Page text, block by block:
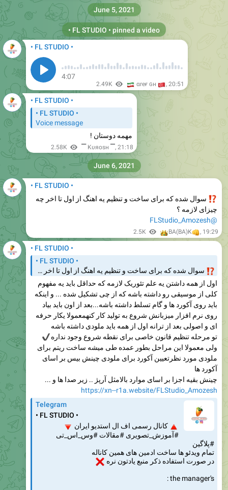
• FL STUDIO • pinned a video
June 5, 2021
• FL STUDIO •
4:07
2.49K
🇮🇷
αreғ ɢн , 20:51
• FL STUDIO •
• FL STUDIO •
Voice message
مهمه دوستان !
2.58K ▔ Kυяosн ▔ , 21:18
• FL STUDIO •
سوال شده که برای ساخت و تنظیم یه اهنگ از اول تا اخر چه
چیزای لازمه ؟
@FLStudio_Amozesh
2.5K
👑BA(BA)K
👊
, 19:29
June 6, 2021
• FL STUDIO •
• FL STUDIO •
سوال شده که برای ساخت و تنظیم یه اهنگ از اول تا اخر چه چیزای لازمه ؟ @FLStudio_Amozesh
اول از همه داشتن یه علم تئوریک لازمه که حداقل باید یه مفهوم
کلی از موسیقی رو داشته باشه که از چی تشکیل شده ... و اینکه
باید روی آکورد ها و گام تسلط داشته باشه...بعد از اون باید بیاد
روی نرم افزار میزبانش شروع به تولید کار کنهمعمولا یکار حرفه
ای و اصولی بعد از ترانه اول از همه باید ملودی داشته باشه
تو مرحله تنظیم قانون خاصی برای نقطه شروع وجود نداره
✔️
ولی معمولا این مراحل بطور عمده طی میشه ساخت ریتم برای
ملودی مورد نظرتعیین آکورد برای ملودی چینش بیس بر اسای
آکورد ها
چینش بقیه اجزا بر اسای موارد بالامثل آرپژ .. زیر صدا ها و ...
https://xn--r1a.website/FLStudio_Amozesh
Telegram
• FL STUDIO •
کانال رسمی اف ال استدیو ایران
🔻
#آموزش_تصویری #مقالات #وس_اس_تی
#پلاگین
تمام ویدئو ها ساخت ادمین های همین کاناله
در صورت استفاده ذکر منبع یادتون نره
❌
the manager's :